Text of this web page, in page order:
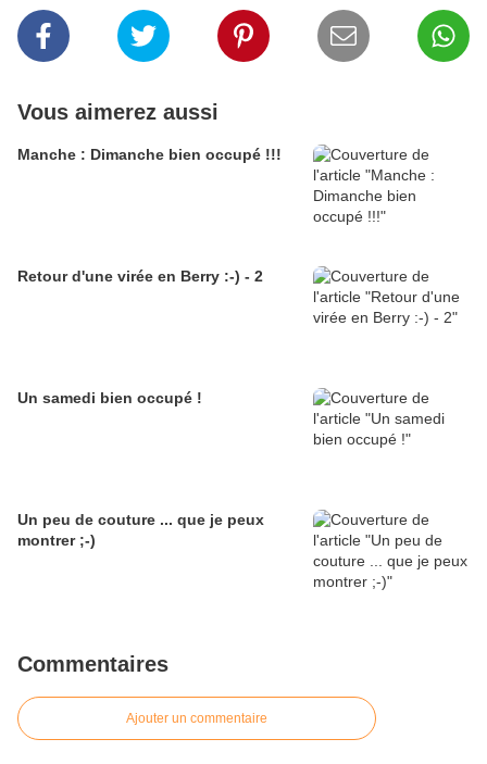
Vous aimerez aussi
Manche : Dimanche bien occupé !!!
Retour d'une virée en Berry :-) - 2
Un samedi bien occupé !
Un peu de couture ... que je peux
montrer ;-)
Commentaires
Ajouter un commentaire